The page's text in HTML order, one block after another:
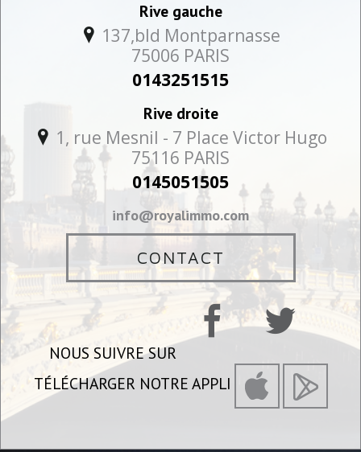
Rive gauche
137,bld Montparnasse
75006 PARIS
0143251515
Rive droite
1, rue Mesnil - 7 Place Victor Hugo
75116 PARIS
0145051505
info@royalimmo.com
CONTACT
NOUS SUIVRE SUR
TÉLÉCHARGER NOTRE APPLI